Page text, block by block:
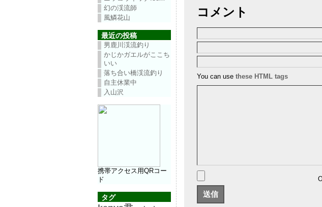
幻の渓流師
風鱗花山
最近の投稿
男鹿川渓流釣り
かじかガエルがここち
いい
落ち合い橋渓流釣り
自主休業中
入山沢
携帯アクセス用QRコー
ド
タグ
コメント
You can use these HTML tags